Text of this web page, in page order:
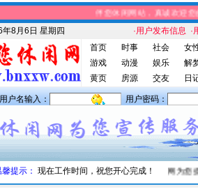
伴您休闲网站，真诚欢迎您
年8月6日 星期四 ·用户发布信息 ·
首页
时事 社会
女
游戏
动漫 娱乐
解
黄页
房源 交友 日
用户名输入： 用户密码：
提示： 现在工作时间，祝您开心完成！
本站信息：伴您休闲网为您提